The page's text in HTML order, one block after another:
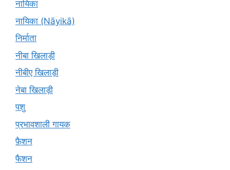
नायिका
नायिका (Nāyikā)
निर्माता
नीबा खिलाड़ी
नीबीए खिलाड़ी
नेबा खिलाड़ी
पशु
प्रभावशाली गायक
फ़ैशन
फैशन